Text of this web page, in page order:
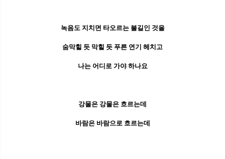
녹음도 지치면 타오르는 불길인 것을
숨막힐 듯 막힐 듯 푸른 연기 헤치고
나는 어디로 가야 하나요
강물은 강물은 흐르는데
바람은 바람으로 흐르는데